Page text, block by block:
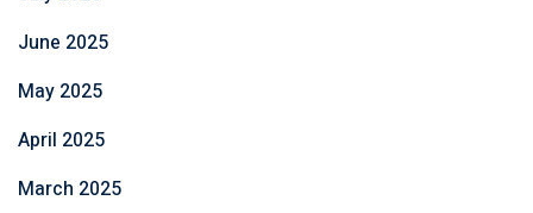
June 2025
May 2025
April 2025
March 2025